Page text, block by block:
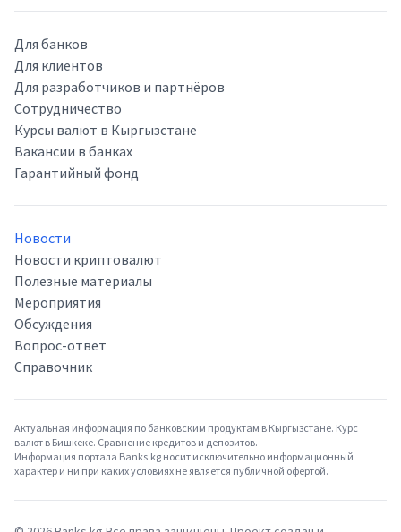
Для банков
Для клиентов
Для разработчиков и партнёров
Сотрудничество
Курсы валют в Кыргызстане
Вакансии в банках
Гарантийный фонд
Новости
Новости криптовалют
Полезные материалы
Мероприятия
Обсуждения
Вопрос-ответ
Справочник
Актуальная информация по банковским продуктам в Кыргызстане. Курс
валют в Бишкеке. Сравнение кредитов и депозитов.
Информация портала Banks.kg носит исключительно информационный
характер и ни при каких условиях не является публичной офертой.